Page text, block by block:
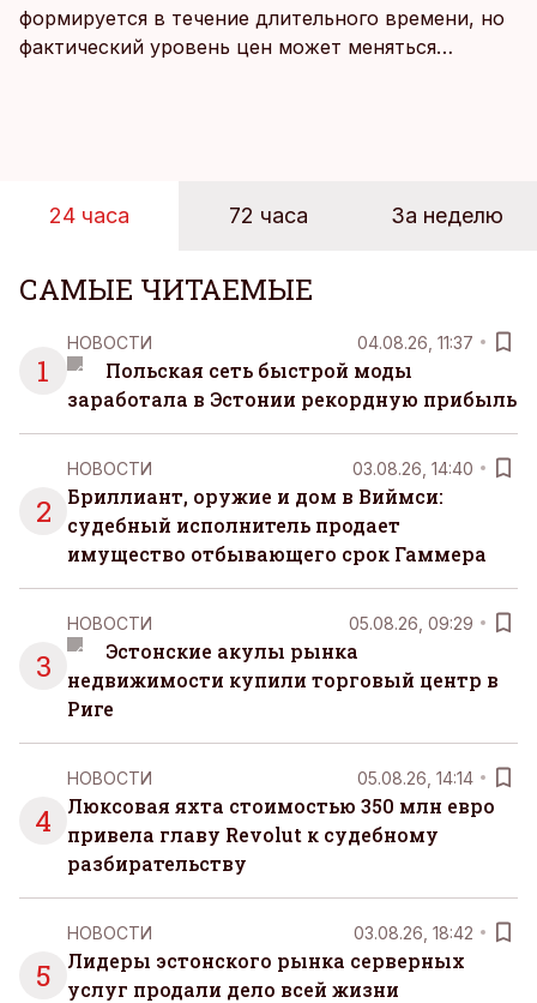
формируется в течение длительного времени, но
фактический уровень цен может меняться
24 часа 72 часа За неделю
САМЫЕ ЧИТАЕМЫЕ
1
НОВОСТИ 04.08.26, 11:37
Польская сеть быстрой моды
заработала в Эстонии рекордную прибыль
2
НОВОСТИ 03.08.26, 14:40
Бриллиант, оружие и дом в Виймси:
судебный исполнитель продает
имущество отбывающего срок Гаммера
3
НОВОСТИ 05.08.26, 09:29
Эстонские акулы рынка
недвижимости купили торговый центр в
Риге
4
НОВОСТИ 05.08.26, 14:14
Люксовая яхта стоимостью 350 млн евро
привела главу Revolut к судебному
разбирательству
5
НОВОСТИ 03.08.26, 18:42
Лидеры эстонского рынка серверных
услуг продали дело всей жизни